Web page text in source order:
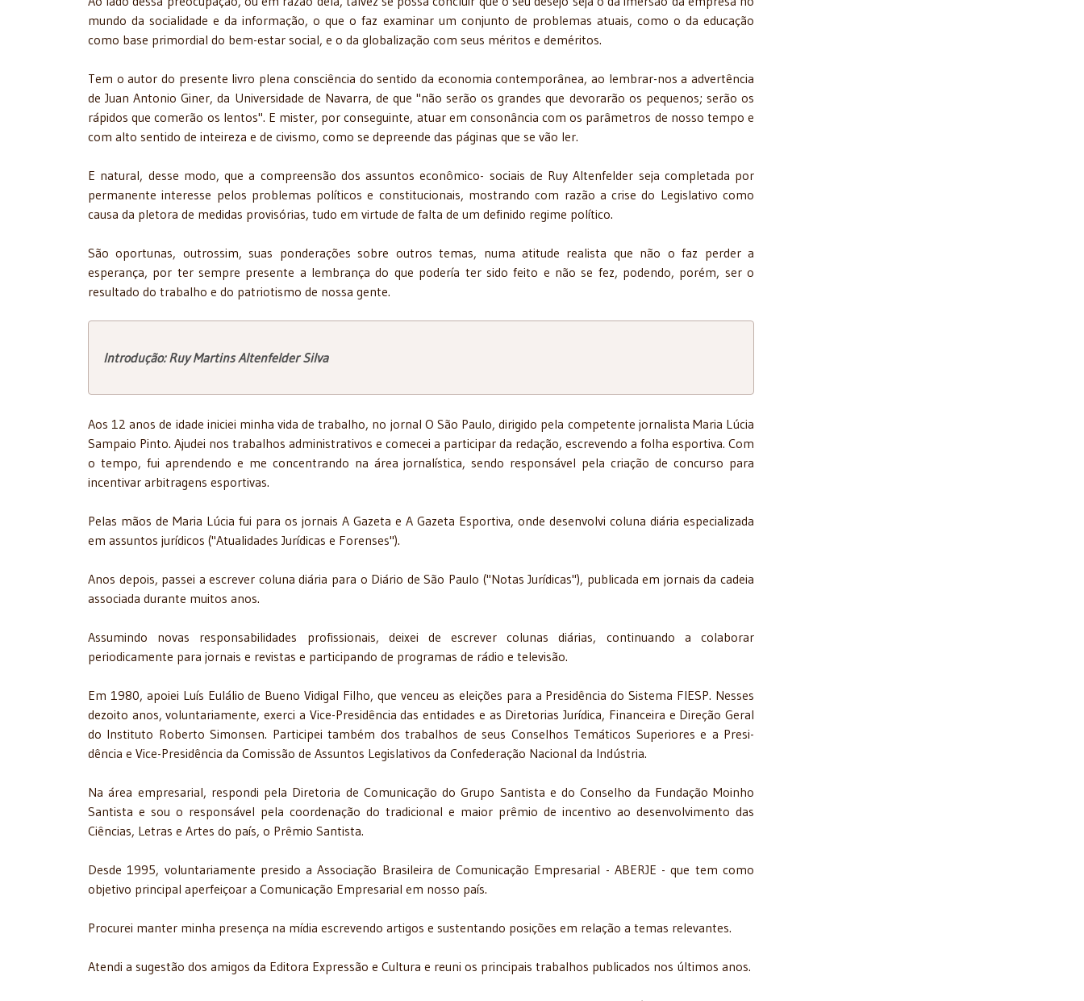
mundo da socialidade e da informação, o que o faz examinar um conjunto de problemas atuais, como o da educação
como base primordial do bem-estar social, e o da globalização com seus méritos e deméritos.
Tem o autor do presente livro plena consciência do sentido da econo­mia contemporânea, ao lembrar-nos a advertência
de Juan Antonio Giner, da Universidade de Navarra, de que "não serão os grandes que devorarão os pequenos; serão os
rápidos que comerão os lentos". E mister, por conseguinte, atuar em consonância com os parâmetros de nosso tempo e
com alto sentido de inteireza e de civismo, como se depreende das páginas que se vão ler.
E natural, desse modo, que a compreensão dos assuntos econômico- sociais de Ruy Altenfelder seja completada por
permanente interesse pelos problemas políticos e constitucionais, mostrando com razão a crise do Legislativo como
causa da pletora de medidas provisórias, tudo em virtude de falta de um definido regime político.
São oportunas, outrossim, suas ponderações sobre outros temas, numa atitude realista que não o faz perder a
esperança, por ter sempre presente a lembrança do que podería ter sido feito e não se fez, podendo, porém, ser o
resultado do trabalho e do patriotismo de nossa gente.
Introdução: Ruy Martins Altenfelder Silva
Aos 12 anos de idade iniciei minha vida de trabalho, no jornal O São Paulo, dirigido pela competente jornalista Maria Lúcia
Sampaio Pinto. Ajudei nos trabalhos administrativos e comecei a participar da redação, escrevendo a folha esportiva. Com
o tempo, fui aprendendo e me concen­trando na área jornalística, sendo responsável pela criação de concurso para
incentivar arbitragens esportivas.
Pelas mãos de Maria Lúcia fui para os jornais A Gazeta e A Gazeta Esportiva, onde desenvolvi coluna diária especializada
em assuntos jurídi­cos ("Atualidades Jurídicas e Forenses").
Anos depois, passei a escrever coluna diária para o Diário de São Paulo ("Notas Jurídicas"), publicada em jornais da cadeia
associada duran­te muitos anos.
Assumindo novas responsabilidades profissionais, deixei de escrever colunas diárias, continuando a colaborar
periodicamente para jornais e revistas e participando de programas de rádio e televisão.
Em 1980, apoiei Luís Eulálio de Bueno Vidigal Filho, que venceu as eleições para a Presidência do Sistema FIESP. Nesses
dezoito anos, volun­tariamente, exerci a Vice-Presidência das entidades e as Diretorias Jurídi­ca, Financeira e Direção Geral
do Instituto Roberto Simonsen. Participei também dos trabalhos de seus Conselhos Temáticos Superiores e a Presi­
dência e Vice-Presidência da Comissão de Assuntos Legislativos da Con­federação Nacional da Indústria.
Na área empresarial, respondi pela Diretoria de Comunicação do Grupo Santista e do Conselho da Fundação Moinho
Santista e sou o responsável pela coordenação do tradicional e maior prêmio de incentivo ao desenvolvimento das
Ciências, Letras e Artes do país, o Prêmio Santista.
Desde 1995, voluntariamente presido a Associação Brasileira de Co­municação Empresarial - ABERJE - que tem como
objetivo principal aper­feiçoar a Comunicação Empresarial em nosso país.
Procurei manter minha presença na mídia escrevendo artigos e sus­tentando posições em relação a temas relevantes.
Atendi a sugestão dos amigos da Editora Expressão e Cultura e reuni os principais trabalhos publicados nos últimos anos.